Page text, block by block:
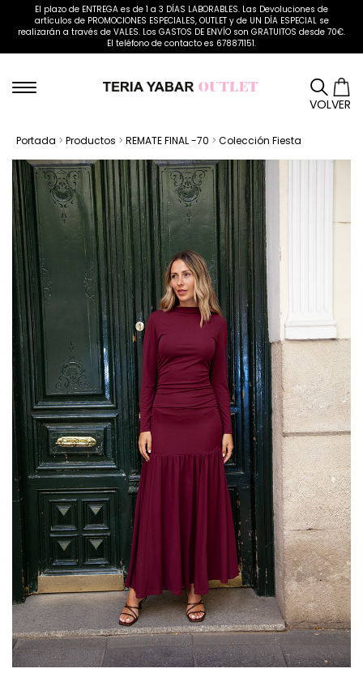
El plazo de ENTREGA es de 1 a 3 DÍAS LABORABLES. Las Devoluciones de
artículos de PROMOCIONES ESPECIALES, OUTLET y de UN DÍA ESPECIAL se
realizarán a través de VALES. Los GASTOS DE ENVÍO son GRATUITOS desde 70€.
El teléfono de contacto es 678871151.
VOLVER
Portada > Productos > REMATE FINAL -70 > Colección Fiesta